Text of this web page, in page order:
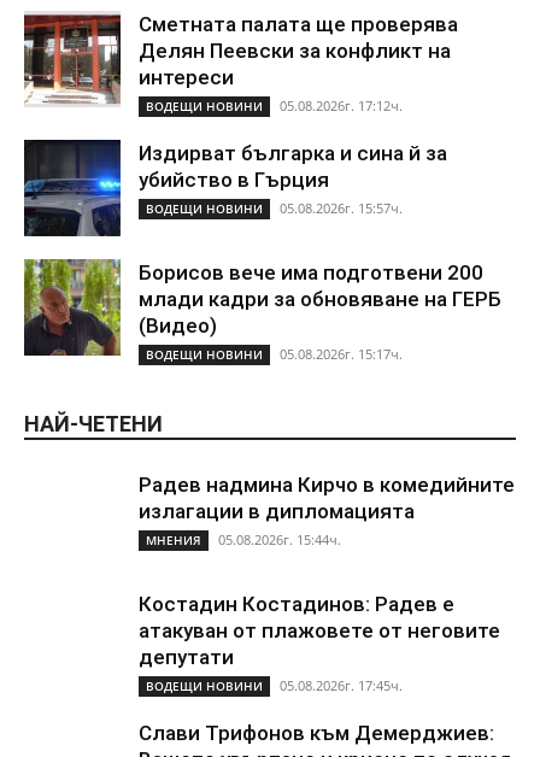
Сметната палата ще проверява
Делян Пеевски за конфликт на
интереси
ВОДЕЩИ НОВИНИ 05.08.2026г. 17:12ч.
Издирват българка и сина й за
убийство в Гърция
ВОДЕЩИ НОВИНИ 05.08.2026г. 15:57ч.
Борисов вече има подготвени 200
млади кадри за обновяване на ГЕРБ
(Видео)
ВОДЕЩИ НОВИНИ 05.08.2026г. 15:17ч.
НАЙ-ЧЕТЕНИ
Радев надмина Кирчо в комедийните
излагации в дипломацията
МНЕНИЯ 05.08.2026г. 15:44ч.
Костадин Костадинов: Радев е
атакуван от плажoвете от неговите
депутати
ВОДЕЩИ НОВИНИ 05.08.2026г. 17:45ч.
Слави Трифонов към Демерджиев: